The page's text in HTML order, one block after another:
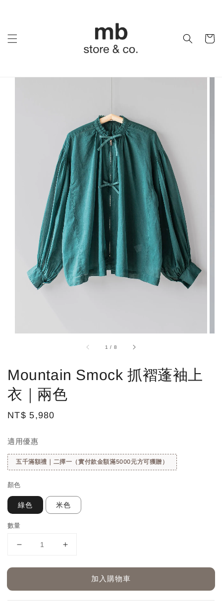
1 / 8
Mountain Smock 抓褶蓬袖上
衣｜兩色
Regular
NT$ 5,980
適用優惠
五千滿額禮｜二擇一（實付款金額滿5000元方可獲贈）
顏色
綠色 米色
數量
加入購物車